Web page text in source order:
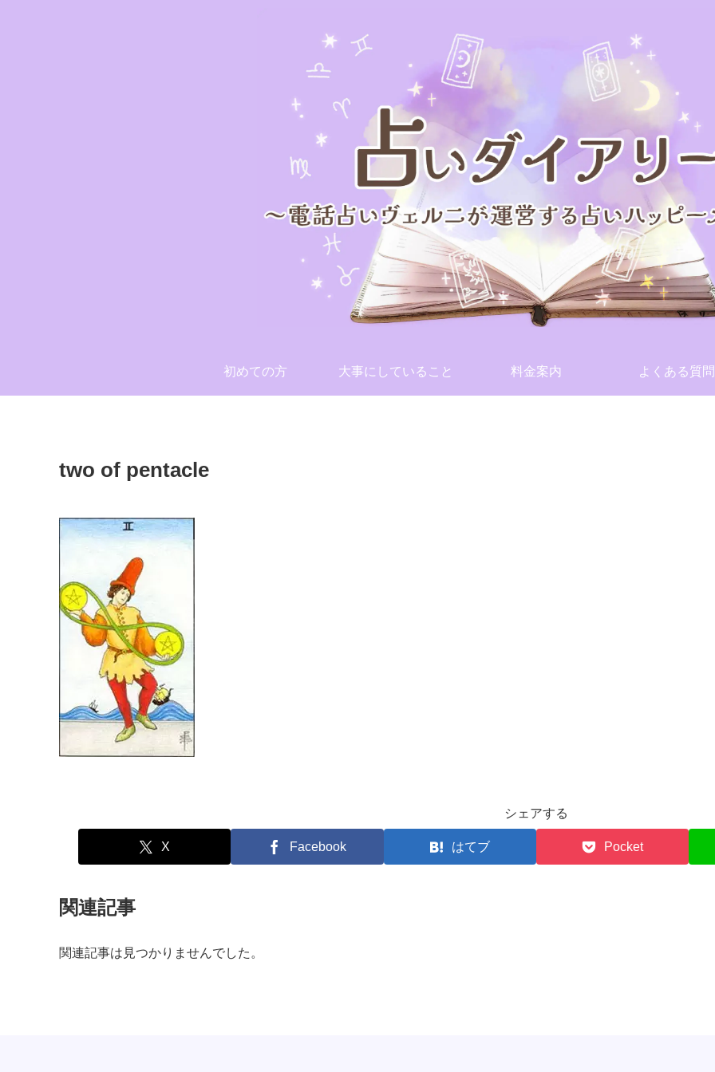
初めての方 大事にしていること 料金案内 よくある質問
two of pentacle
シェアする
X Facebook はてブ Pocket
関連記事
関連記事は見つかりませんでした。